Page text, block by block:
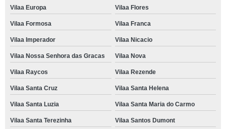
Vilaa Europa Vilaa Flores
Vilaa Formosa Vilaa Franca
Vilaa Imperador Vilaa Nicacio
Vilaa Nossa Senhora das Gracas Vilaa Nova
Vilaa Raycos Vilaa Rezende
Vilaa Santa Cruz Vilaa Santa Helena
Vilaa Santa Luzia Vilaa Santa Maria do Carmo
Vilaa Santa Terezinha Vilaa Santos Dumont